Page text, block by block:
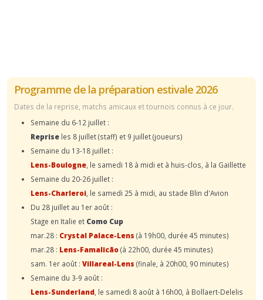
Programme de la préparation estivale 2026
Dates de la reprise, matchs amicaux et tournois connus à ce jour.
Semaine du 6-12 juillet :
Reprise les 8 juillet (staff) et 9 juillet (joueurs)
Semaine du 13-18 juillet :
Lens-Boulogne , le samedi 18 à midi et à huis-clos, à la Gaillette
Semaine du 20-26 juillet :
Lens-Charleroi , le samedi 25 à midi, au stade Blin d'Avion
Du 28 juillet au 1er août :
Stage en Italie et Como Cup
mar.28 : Crystal Palace-Lens (à 19h00, durée 45 minutes)
mar.28 : Lens-Famalicão(à 22h00, durée 45 minutes)
sam. 1er août : Villareal-Lens (finale, à 20h00, 90 minutes)
Semaine du 3-9 août :
Lens-Sunderland , le samedi 8 août à 16h00, à Bollaert-Delelis